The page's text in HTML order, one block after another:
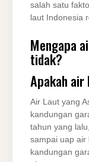
salah satu
laut Indonesia
Mengapa
tidak?
Apakah
Air Laut yang
kandungan
tahun yang
sampai uap air
kandungan